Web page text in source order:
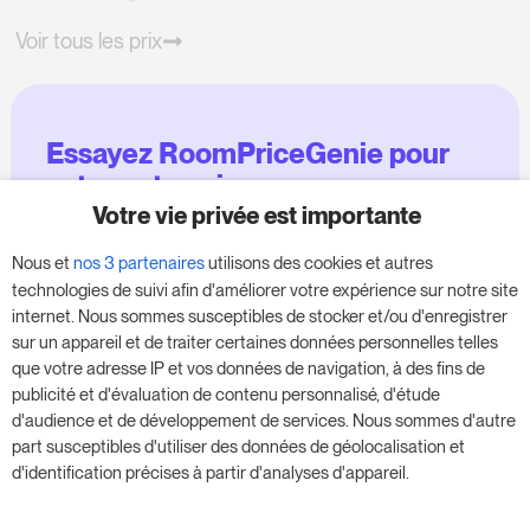
Voir tous les prix
Essayez RoomPriceGenie pour
votre entreprise
donnez un coup de fouet à votre entreprise,
sans aucune obligation.
Réservez une réunion pour commencer votre
essai gratuit de 14 jours.
Votre vie privée est importante
Nous et nos 3 partenairesutilisons des cookies et autres
technologies de suivi afin d'améliorer votre expérience sur notre site
internet. Nous sommes susceptibles de stocker et/ou d'enregistrer
sur un appareil et de traiter certaines données personnelles telles
que votre adresse IP et vos données de navigation, à des fins de
publicité et d'évaluation de contenu personnalisé, d'étude
d'audience et de développement de services. Nous sommes d'autre
part susceptibles d'utiliser des données de géolocalisation et
d'identification précises à partir d'analyses d'appareil.